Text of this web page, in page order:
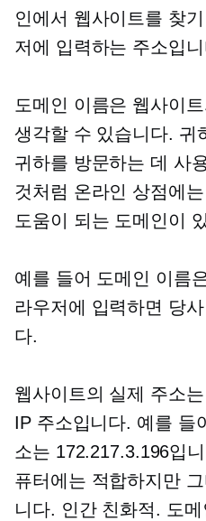
인에서 웹사이트를 찾
저에 입력하는 주소입
도메인 이름은 웹사이
생각할 수 있습니다. 귀
귀하를 방문하는 데 사
것처럼 온라인 상점에
도움이 되는 도메인이
예를 들어 도메인 이름
라우저에 입력하면 당
다.
웹사이트의 실제 주소
IP 주소입니다. 예를 들
소는 172.217.3.196입
퓨터에는 적합하지만
니다. 인간 친화적. 도